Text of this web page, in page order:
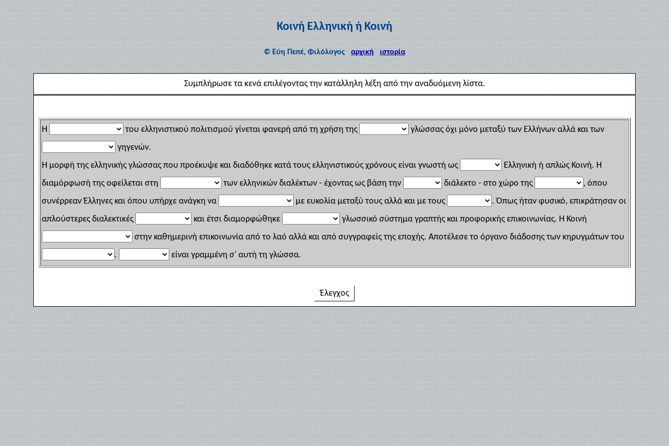
Κοινή Ελληνική ή Κοινή
© Εύη Πεπέ, Φιλόλογος αρχική ιστορία
Συμπλήρωσε τα κενά επιλέγοντας την κατάλληλη λέξη από την αναδυόμενη λίστα.
Η του ελληνιστικού πολιτισμού γίνεται φανερή από τη χρήση της
γλώσσας όχι μόνο μεταξύ των Ελλήνων αλλά και των
γηγενών.
Η μορφή της ελληνικής γλώσσας που προέκυψε και διαδόθηκε κατά τους ελληνιστικούς χρόνους είναι γνωστή ως
Ελληνική ή απλώς Κοινή. Η
διαμόρφωσή της οφείλεται στη
των ελληνικών διαλέκτων - έχοντας ως βάση την διάλεκτο - στο χώρο της
, όπου
συνέρρεαν Έλληνες και όπου υπήρχε ανάγκη να
με ευκολία μεταξύ τους αλλά και με τους
. Όπως ήταν φυσικό, επικράτησαν οι
απλούστερες διαλεκτικές
και έτσι διαμορφώθηκε
γλωσσικό σύστημα γραπτής και προφορικής επικοινωνίας. Η Κοινή
στην καθημερινή επικοινωνία από το λαό αλλά και από συγγραφείς της εποχής. Αποτέλεσε το όργανο διάδοσης των κηρυγμάτων του
.
είναι γραμμένη σ' αυτή τη γλώσσα.
Έλεγχος